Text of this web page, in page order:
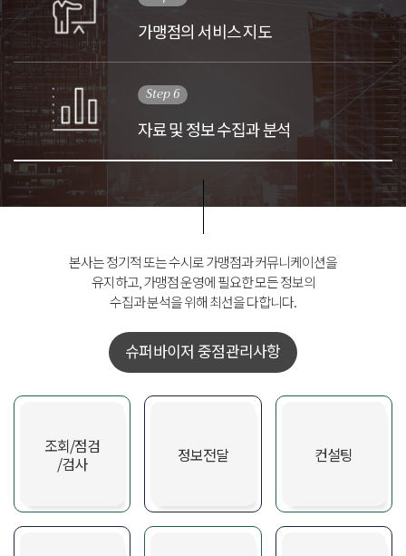
가맹점의 서비스 지도
Step 6
자료 및 정보 수집과 분석
본사는 정기적 또는 수시로 가맹점과 커뮤니케이션을
유지하고, 가맹점 운영에 필요한 모든 정보의
수집과 분석을 위해 최선을 다합니다.
슈퍼바이저 중점관리사항
조회/점검
/검사
정보전달 컨설팅